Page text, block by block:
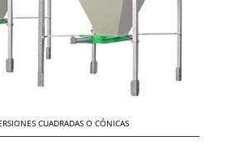
CUADRADAS O CÓNICAS